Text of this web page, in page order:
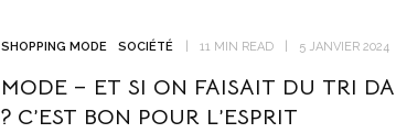
SHOPPING MODE SOCIÉTÉ 11 MIN READ 5 JANVIER 2024
MODE – ET SI ON FAISAIT DU TRI
? C’EST BON POUR L’ESPRIT